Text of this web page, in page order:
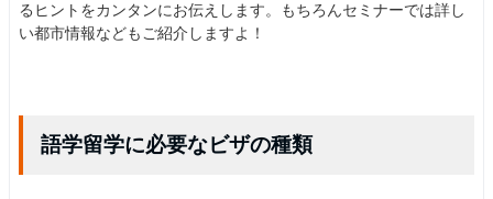
るヒントをカンタンにお伝えします。もちろんセミナーでは詳し
い都市情報などもご紹介しますよ！
語学留学に必要なビザの種類